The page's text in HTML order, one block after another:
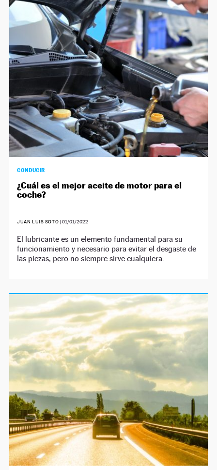
CONDUCIR
¿Cuál es el mejor aceite de motor para el
coche?
JUAN LUIS SOTO |01/01/2022
El lubricante es un elemento fundamental para su
funcionamiento y necesario para evitar el desgaste de
las piezas, pero no siempre sirve cualquiera.